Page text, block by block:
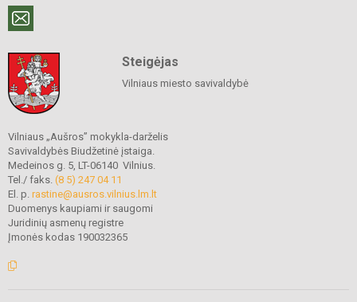
Steigėjas
Vilniaus miesto savivaldybė
Vilniaus „Aušros” mokykla-darželis
Savivaldybės Biudžetinė įstaiga.
Medeinos g. 5, LT-06140 Vilnius.
Tel./ faks. (8 5) 247 04 11
El. p. rastine@ausros.vilnius.lm.lt
Duomenys kaupiami ir saugomi
Juridinių asmenų registre
Įmonės kodas 190032365